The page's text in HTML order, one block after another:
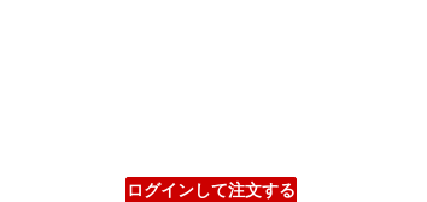
ログインして注文する